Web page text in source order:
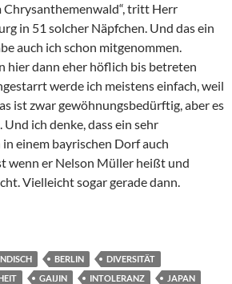
tritt Herr
in 51 solcher Näpfchen. Und das ein
auch ich schon mitgenommen.
hier dann eher höflich bis betreten
werde ich meistens einfach, weil
ist zwar gewöhnungsbedürftig, aber es
ich denke, dass ein sehr
einem bayrischen Dorf auch
wenn er Nelson Müller heißt und
Vielleicht sogar gerade dann.
BERLIN
DIVERSITÄT
GAIJIN INTOLERANZ
JAPAN